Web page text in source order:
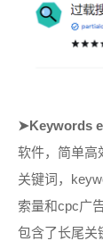
➤Keywords
软件，简单高
关键词，
索量和cpc广
包含了长尾关